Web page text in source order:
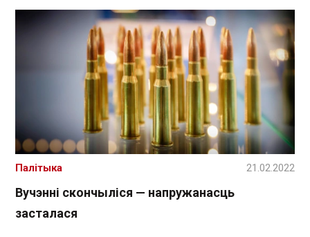
Вучэнні скончыліся — напружанасць
засталася
Палітыка 21.02.2022